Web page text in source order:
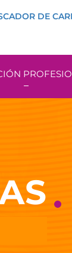
DE